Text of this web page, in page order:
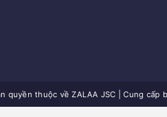
quyền thuộc vềZALAA JSC Cung cấp